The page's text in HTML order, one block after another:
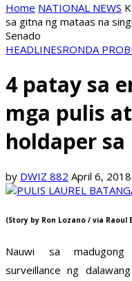
Home NATIONAL NEWS
sa gitna ng mataas na
Senado
HEADLINESRONDA
4 patay sa
mga pulis
holdaper
by DWIZ 882 April 6, 2018
(Story by Ron Lozano / via Raoul
Nauwi sa madugong
surveillance ng